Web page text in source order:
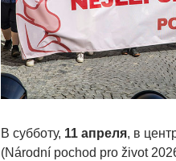
В субботу, 11 апреля, в
(Národní pochod pro život